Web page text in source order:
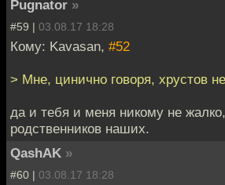
Pugnator »
#59 | 03.08.17 18:28
Кому: Kavasan, #52
> Мне, цинично говоря, хрустов
да и тебя и меня никому не
родственников наших.
QashAK »
#60 | 03.08.17 18:28